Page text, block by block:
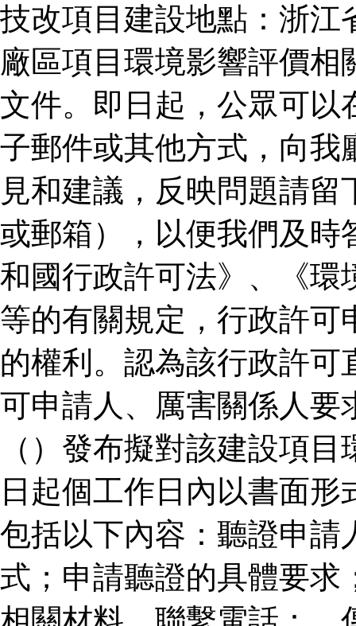
技改項目建設地點：浙江
廠區項目環境影響評價
文件。即日起，公眾可以
子郵件或其他方式，向我
見和建議，反映問題請
或郵箱），以便我們及時
和國行政許可法》、《環
等的有關規定，行政許可
的權利。認為該行政許
可申請人、厲害關係人要
（）發布擬對該建設項
日起個工作日內以書面
包括以下內容：聽證申請
式；申請聽證的具體要求